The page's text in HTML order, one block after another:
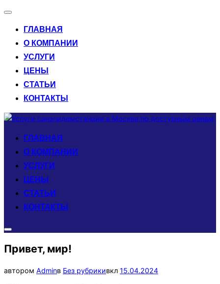
Переключить
ГЛАВНАЯ
О КОМПАНИИ
УСЛУГИ
ЦЕНЫ
СТАТЬИ
КОНТАКТЫ
Перейти
содержимому
ГЛАВНАЯ
О КОМПАНИИ
УСЛУГИ
ЦЕНЫ
СТАТЬИ
КОНТАКТЫ
Переключить
панель
Привет, мир!
автором Adminв Без рубрикивкл Опубликовано
15.04.2024